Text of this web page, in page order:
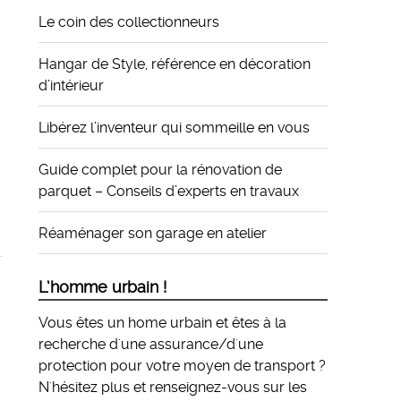
Le coin des collectionneurs
Hangar de Style, référence en décoration
d’intérieur
Libérez l’inventeur qui sommeille en vous
Guide complet pour la rénovation de
parquet – Conseils d’experts en travaux
Réaménager son garage en atelier
L’homme urbain !
Vous êtes un home urbain et êtes à la
recherche d'une assurance/d'une
protection pour votre moyen de transport ?
N'hésitez plus et renseignez-vous sur les